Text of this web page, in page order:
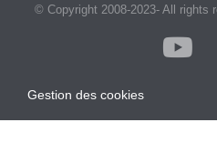
© Copyright 2008-2023- All rights
Gestion des cookies